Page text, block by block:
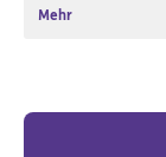
Mehr